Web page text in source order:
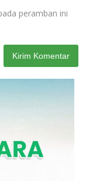
peramban ini